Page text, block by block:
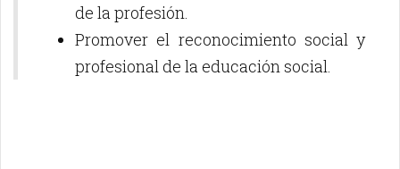
de la profesión.
Promover el reconocimiento social y
profesional de la educación social.